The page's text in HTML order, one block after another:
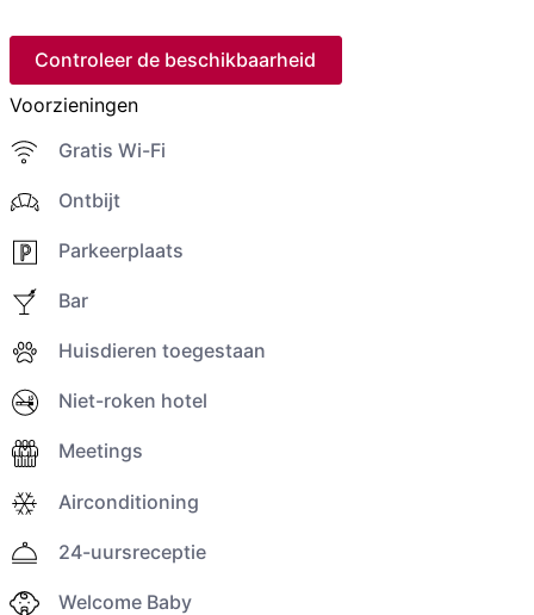
Controleer de beschikbaarheid
Voorzieningen
Gratis Wi-Fi
Ontbijt
Parkeerplaats
Bar
Huisdieren toegestaan
Niet-roken hotel
Meetings
Airconditioning
24-uursreceptie
Welcome Baby